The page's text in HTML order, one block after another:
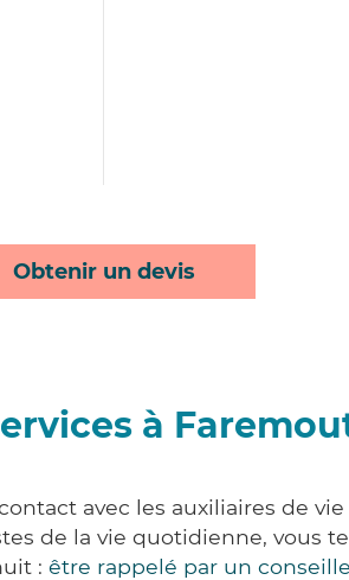
Obtenir un devis
à
avec les auxiliaires de
de la vie quotidienne, vous
: être rappelé par un